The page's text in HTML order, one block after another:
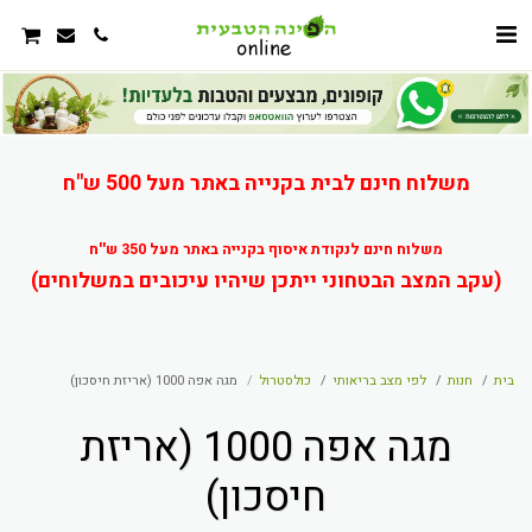
משלוח חינם לבית בקנייה באתר מעל 500 ש"ח
משלוח חינם לנקודת איסוף בקנייה באתר מעל 350 ש''ח
(עקב המצב הבטחוני ייתכן שיהיו עיכובים במשלוחים)
בית חנות לפי מצב בריאותי כולסטרול מגה אפה 1000 (אריזת חיסכון)
מגה אפה 1000 (אריזת
חיסכון)